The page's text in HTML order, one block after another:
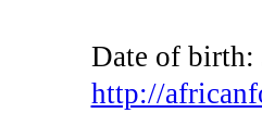
Date of birth:
http://